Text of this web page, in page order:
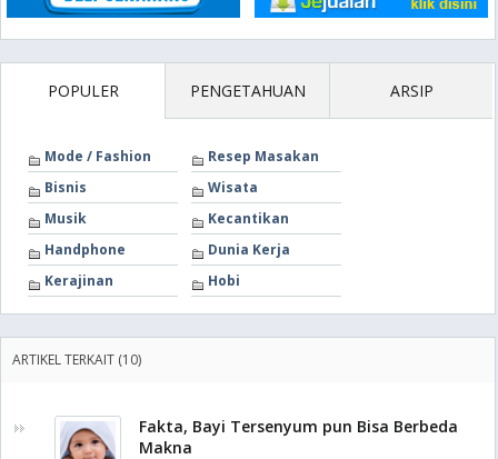
POPULER PENGETAHUAN ARSIP
Mode / Fashion
Resep Masakan
Bisnis
Wisata
Musik
Kecantikan
Handphone
Dunia Kerja
Kerajinan
Hobi
ARTIKEL TERKAIT (10)
Fakta, Bayi Tersenyum pun Bisa Berbeda
Makna